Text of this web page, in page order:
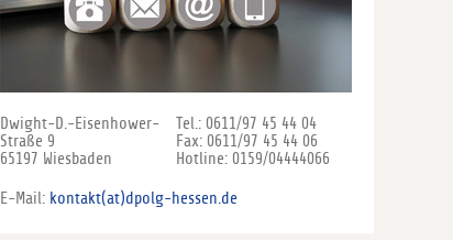
Dwight-D.-Eisenhower-
Straße 9
65197 Wiesbaden
Tel.: 0611/97 45 44 04
Fax: 0611/97 45 44 06
Hotline: 0159/04444066
E-Mail: kontakt(at)dpolg-hessen.de